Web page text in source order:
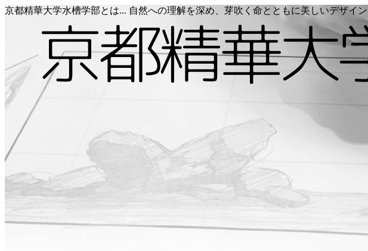
京都精華大学水槽学部とは... 自然への理解を深め、芽吹く命とともに美しいデザイ